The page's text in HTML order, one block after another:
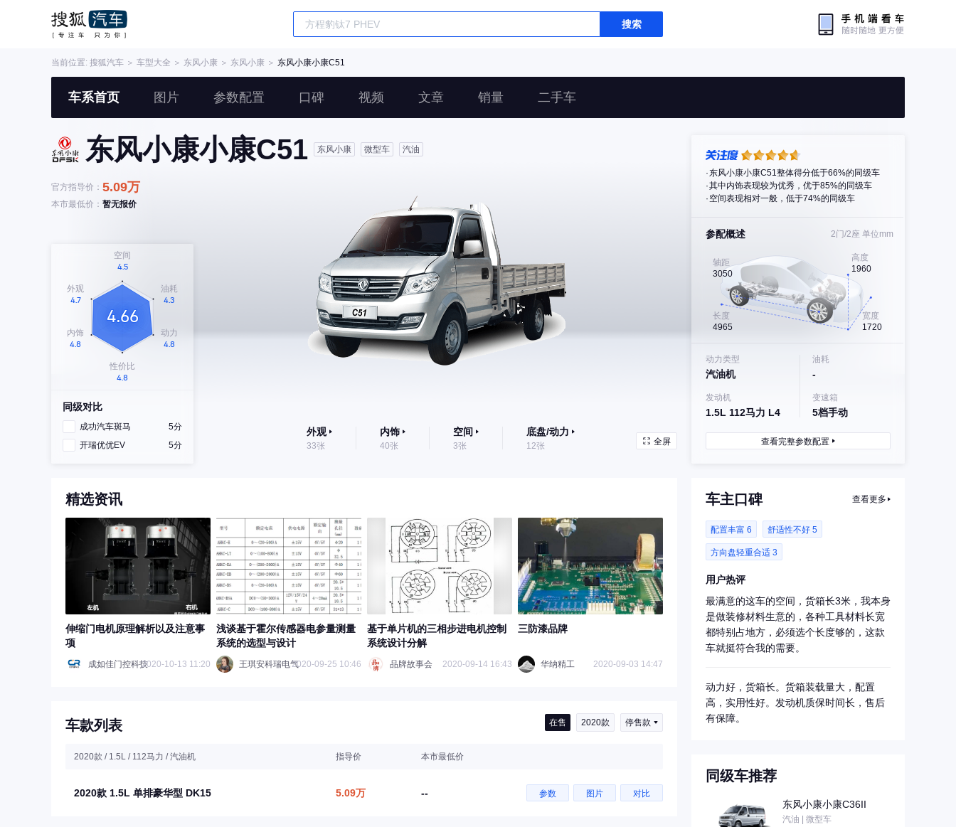
搜索
当前位置: 搜狐汽车 ＞ 车型大全 ＞ 东风小康 ＞ 东风小康 ＞ 东风小康小康C51
车系首页 图片 参数配置 口碑 视频 文章 销量 二手车
东风小康小康C51 东风小康 微型车 汽油
官方指导价： 5.09万
本市最低价： 暂无报价
同级对比
成功汽车斑马
5分
开瑞优优EV
5分
外观
33张
内饰
40张
空间
3张
底盘/动力
12张 全屏
东风小康小康C51整体得分低于66%的同级车
其中内饰表现较为优秀，优于85%的同级车
空间表现相对一般，低于74%的同级车
参配概述 2门/2座 单位mm
轴距
3050
高度
1960
长度
4965
宽度
1720
动力类型
汽油机
油耗
-
发动机
1.5L 112马力 L4
变速箱
5档手动
查看完整参数配置
精选资讯
伸缩门电机原理解析以及注意事
项
成如佳门控科技2020-10-13 11:20
浅谈基于霍尔传感器电参量测量
系统的选型与设计
王琪安科瑞电气2020-09-25 10:46
基于单片机的三相步进电机控制
系统设计分解
品牌故事会 2020-09-14 16:43
三防漆品牌
华纳精工 2020-09-03 14:47
车款列表 在售 2020款 停售款
2020款 / 1.5L / 112马力 / 汽油机 指导价 本市最低价
2020款 1.5L 单排豪华型 DK15 5.09万 -- 参数 图片 对比
车主口碑 查看更多
配置丰富 6 舒适性不好 5
方向盘轻重合适 3
用户热评
最满意的这车的空间，货箱长3米，我本身
是做装修材料生意的，各种工具材料长宽
都特别占地方，必须选个长度够的，这款
车就挺符合我的需要。
动力好，货箱长。货箱装载量大，配置
高，实用性好。发动机质保时间长，售后
有保障。
同级车推荐
东风小康小康C36II
汽油 | 微型车